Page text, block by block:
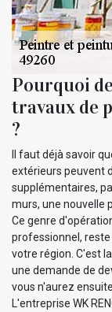
Pourquoi
travaux de
?
Il faut déjà savoir
extérieurs peuvent
supplémentaires,
murs, une nouvelle
Ce genre
professionnel,
votre région. C'est
une demande de
vous n'aurez
L'entreprise WK